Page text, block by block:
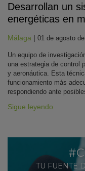
Desarrollan un
energéticas en
Málaga | 01 de agosto
Un equipo de
una estrategia de control
y aeronáutica. Esta
funcionamiento más
respondiendo ante
Sigue leyendo
TU FUENTE